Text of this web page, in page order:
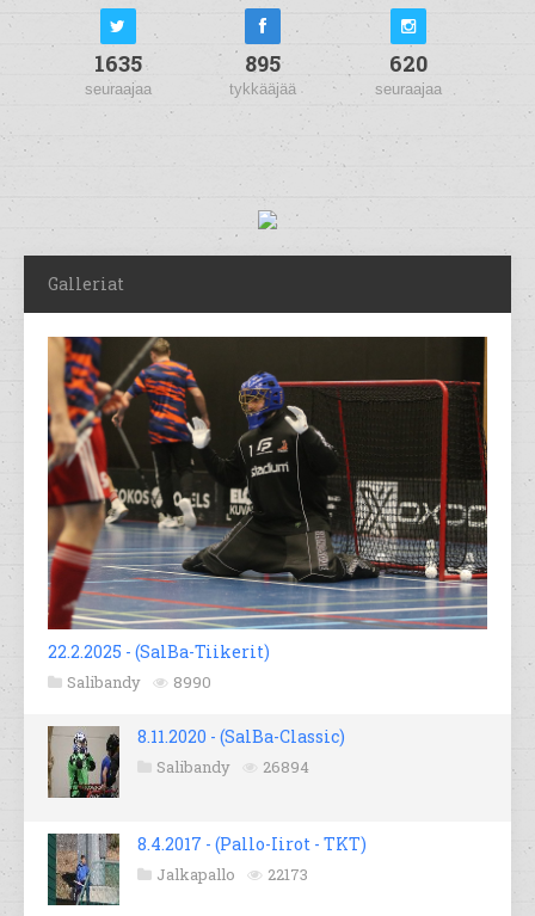
1635
seuraajaa
895
tykkääjää
620
seuraajaa
Galleriat
22.2.2025 - (SalBa-Tiikerit)
Salibandy 8990
8.11.2020 - (SalBa-Classic)
Salibandy 26894
8.4.2017 - (Pallo-Iirot - TKT)
Jalkapallo 22173